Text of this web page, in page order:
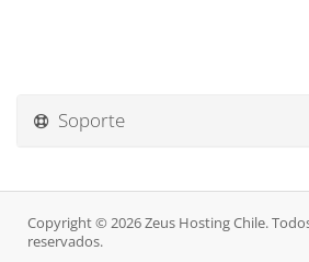
Soporte
Copyright © 2026 Zeus Hosting Chile.
reservados.